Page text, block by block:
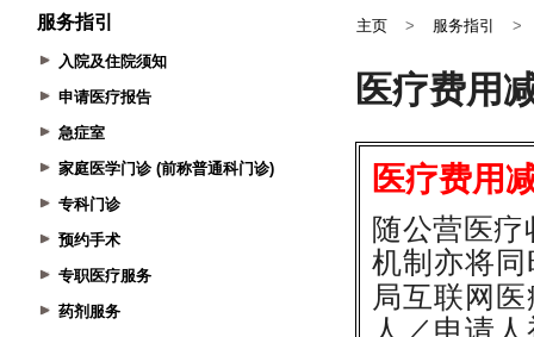
服务指引
入院及住院须知
申请医疗报告
急症室
家庭医学门诊 (前称普通科门诊)
专科门诊
预约手术
专职医疗服务
药剂服务
主页 > 服务指引 >